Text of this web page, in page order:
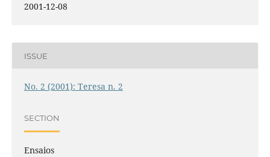
2001-12-08
ISSUE
No. 2 (2001): Teresa n. 2
SECTION
Ensaios